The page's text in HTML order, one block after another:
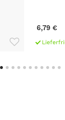
6,79 €